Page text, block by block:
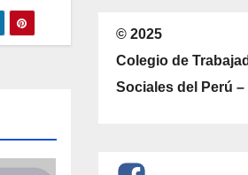
© 2025
Colegio de
Sociales del Perú –